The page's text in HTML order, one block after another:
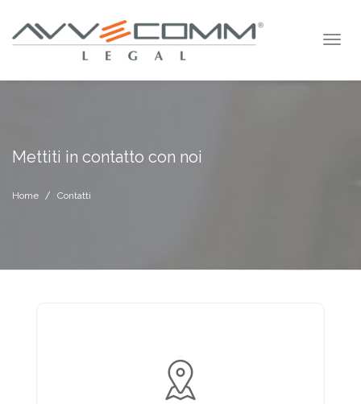
Mettiti in contatto con noi
Home Contatti